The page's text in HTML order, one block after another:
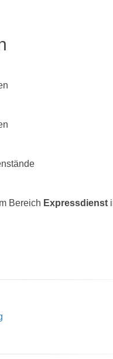
Bereich Expressdienst